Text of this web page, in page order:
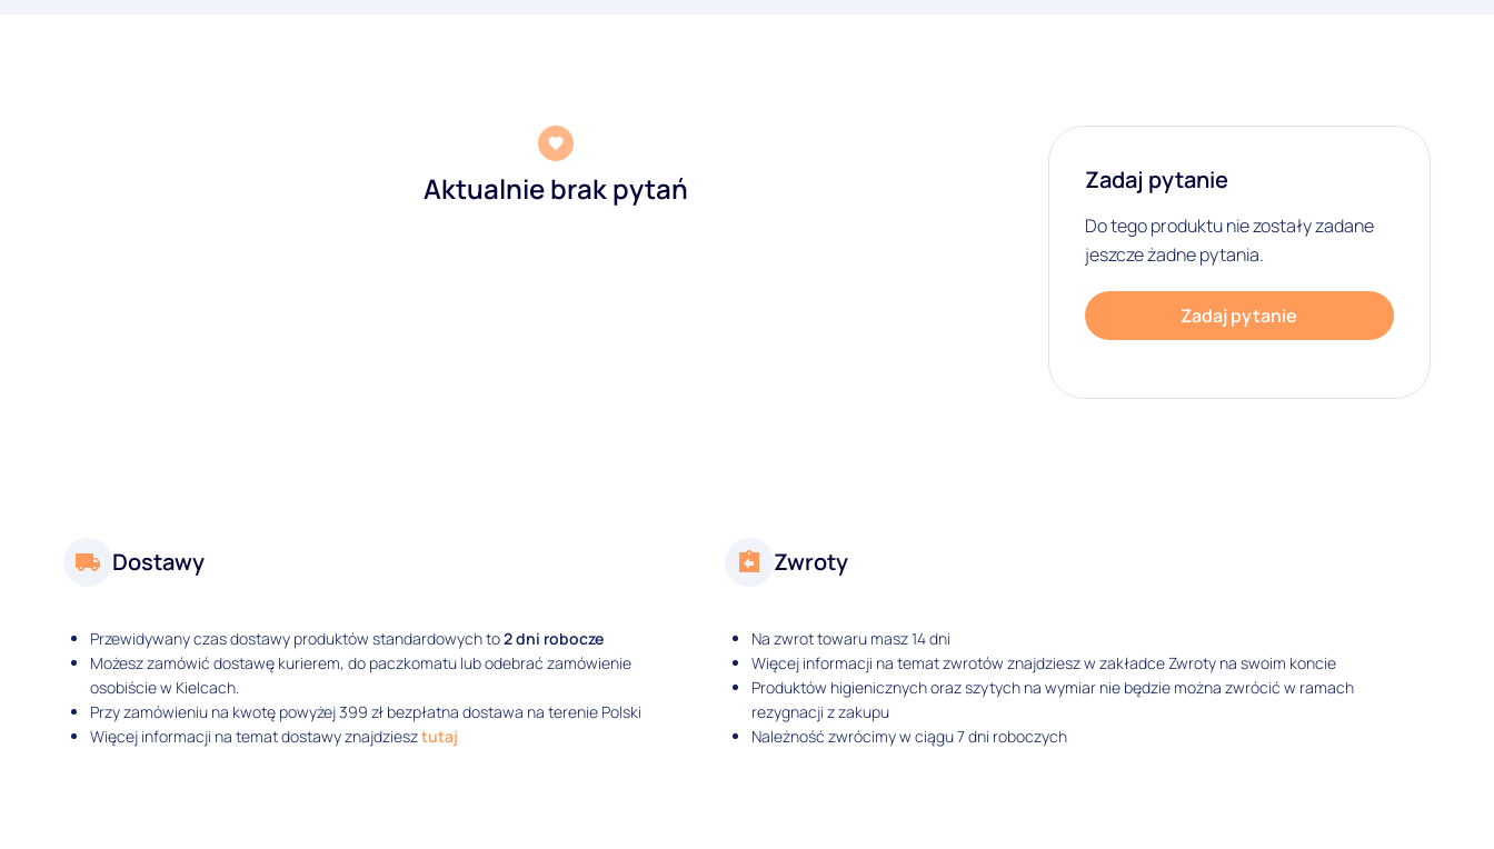
Aktualnie brak pytań Zadaj pytanie
Do tego produktu nie zostały zadane
jeszcze żadne pytania.
Zadaj pytanie
Dostawy
Przewidywany czas dostawy produktów standardowych to2 dni robocze
Możesz zamówić dostawę kurierem, do paczkomatu lub odebrać zamówienie
osobiście w Kielcach.
Przy zamówieniu na kwotę powyżej 399 zł bezpłatna dostawa na terenie Polski
Więcej informacji na temat dostawy znajdziesztutaj
Zwroty
Na zwrot towaru masz 14 dni
Więcej informacji na temat zwrotów znajdziesz w zakładce Zwroty na swoim koncie
Produktów higienicznych oraz szytych na wymiar nie będzie można zwrócić w ramach
rezygnacji z zakupu
Należność zwrócimy w ciągu 7 dni roboczych